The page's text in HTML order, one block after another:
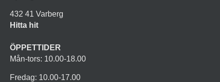
432 41 Varberg
Hitta hit
ÖPPETTIDER
Mån-tors: 10.00-18.00
Fredag: 10.00-17.00